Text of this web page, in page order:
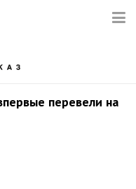
перевели на